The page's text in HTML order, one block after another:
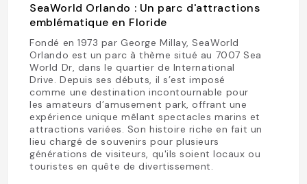
SeaWorld Orlando : Un parc d'attractions
emblématique en Floride
Fondé en 1973 par George Millay, SeaWorld
Orlando est un parc à thème situé au 7007 Sea
World Dr, dans le quartier de International
Drive. Depuis ses débuts, il s’est imposé
comme une destination incontournable pour
les amateurs d’amusement park, offrant une
expérience unique mêlant spectacles marins et
attractions variées. Son histoire riche en fait un
lieu chargé de souvenirs pour plusieurs
générations de visiteurs, qu'ils soient locaux ou
touristes en quête de divertissement.